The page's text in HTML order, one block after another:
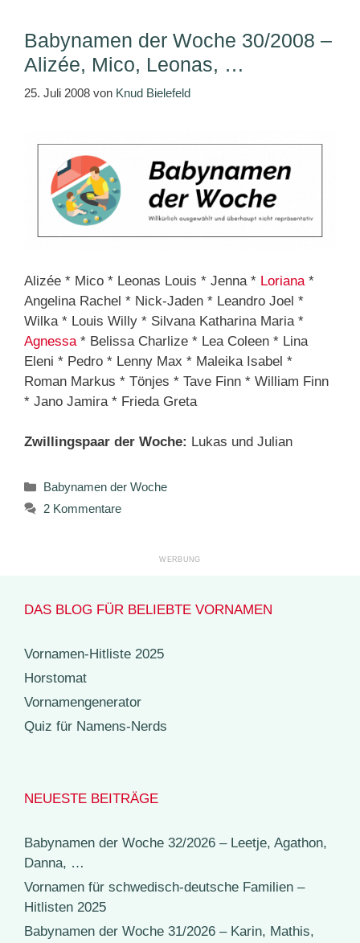
Babynamen der Woche 30/2008 –
Alizée, Mico, Leonas, …
25. Juli 2008 von Knud Bielefeld
Alizée * Mico * Leonas Louis * Jenna * Loriana *
Angelina Rachel * Nick-Jaden * Leandro Joel *
Wilka * Louis Willy * Silvana Katharina Maria *
Agnessa * Belissa Charlize * Lea Coleen * Lina
Eleni * Pedro * Lenny Max * Maleika Isabel *
Roman Markus * Tönjes * Tave Finn * William Finn
* Jano Jamira * Frieda Greta
Zwillingspaar der Woche: Lukas und Julian
Kategorien
Babynamen der Woche
2 Kommentare
DAS BLOG FÜR BELIEBTE VORNAMEN
Vornamen-Hitliste 2025
Horstomat
Vornamengenerator
Quiz für Namens-Nerds
NEUESTE BEITRÄGE
Babynamen der Woche 32/2026 – Leetje, Agathon,
Danna, …
Vornamen für schwedisch-deutsche Familien –
Hitlisten 2025
Babynamen der Woche 31/2026 – Karin, Mathis,